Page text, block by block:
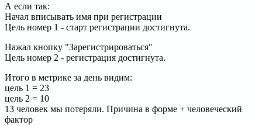
А если так:
Начал вписывать имя при регистрации
Цель номер 1 - старт регистрации достигнута.
Нажал кнопку "Зарегистрироваться"
Цель номер 2 - регистрация достигнута.
Итого в метрике за день видим:
цель 1 = 23
цель 2 = 10
13 человек мы потеряли. Причина в форме + человеческий
фактор